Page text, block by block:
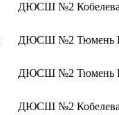
ДЮСШ №2
ДЮСШ №2 Тюмень
ДЮСШ №2 Тюмень
ДЮСШ №2